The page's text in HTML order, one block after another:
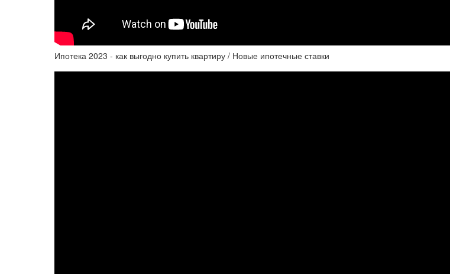
Ипотека 2023 - как выгодно купить квартиру / Новые ипотечные ставки